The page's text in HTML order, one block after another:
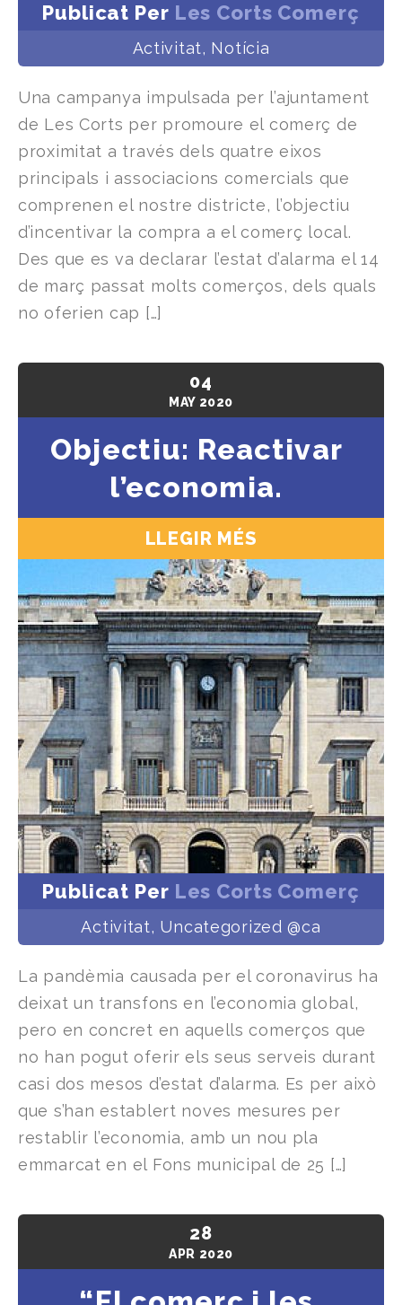
Publicat Per Les Corts Comerç
Activitat, Notícia
Una campanya impulsada per l’ajuntament
de Les Corts per promoure el comerç de
proximitat a través dels quatre eixos
principals i associacions comercials que
comprenen el nostre districte, l’objectiu
d’incentivar la compra a el comerç local.
Des que es va declarar l’estat d’alarma el 14
de març passat molts comerços, dels quals
no oferien cap […]
04
MAY 2020
Objectiu: Reactivar
l’economia.
LLEGIR MÉS
Publicat Per Les Corts Comerç
Activitat, Uncategorized @ca
La pandèmia causada per el coronavirus ha
deixat un transfons en l’economia global,
pero en concret en aquells comerços que
no han pogut oferir els seus serveis durant
casi dos mesos d’estat d’alarma. Es per això
que s’han establert noves mesures per
restablir l’economia, amb un nou pla
emmarcat en el Fons municipal de 25 […]
28
APR 2020